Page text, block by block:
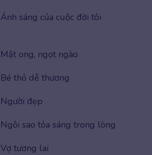
Ánh sáng của cuộc đời tôi
Mật ong, ngọt ngào
Bé thỏ dễ thương
Người đẹp
Ngôi sao tỏa sáng trong lòng
Vợ tương lai